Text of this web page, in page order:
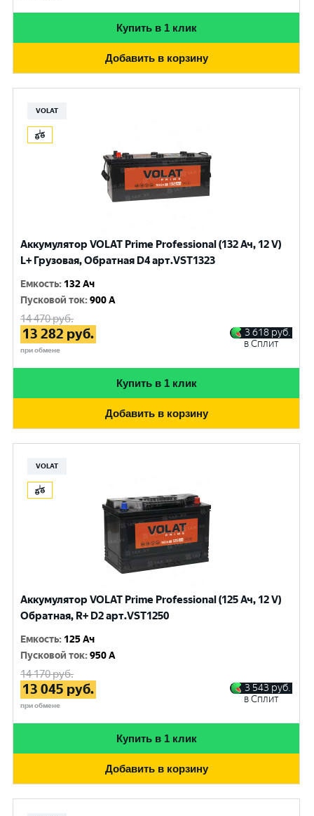
Купить в 1 клик
Добавить в корзину
VOLAT
Аккумулятор VOLAT Prime Professional (132 Ач, 12 V)
L+ Грузовая, Обратная D4 арт.VST1323
Емкость: 132 Ач
Пусковой ток:900 A
14 470руб.
13 282 руб.
при обмене
3 618 руб.
в Сплит
Купить в 1 клик
Добавить в корзину
VOLAT
Аккумулятор VOLAT Prime Professional (125 Ач, 12 V)
Обратная, R+ D2 арт.VST1250
Емкость: 125 Ач
Пусковой ток:950 A
14 170руб.
13 045 руб.
при обмене
3 543 руб.
в Сплит
Купить в 1 клик
Добавить в корзину